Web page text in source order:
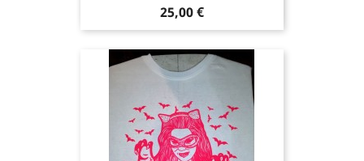
Prix
25,00 €